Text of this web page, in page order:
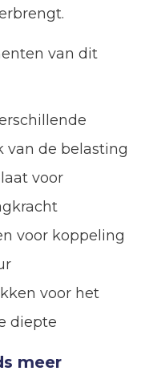
van dit
van de belasting
voor
voor koppeling
voor het
diepte
meer